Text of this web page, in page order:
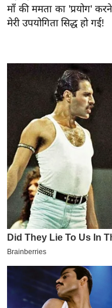
I
P
0
म
ई
-
पे
र
मि
सा
माँ की ममता का 'प्रयोग'
मेरी उपयोगिता सिद्ध हो गई!